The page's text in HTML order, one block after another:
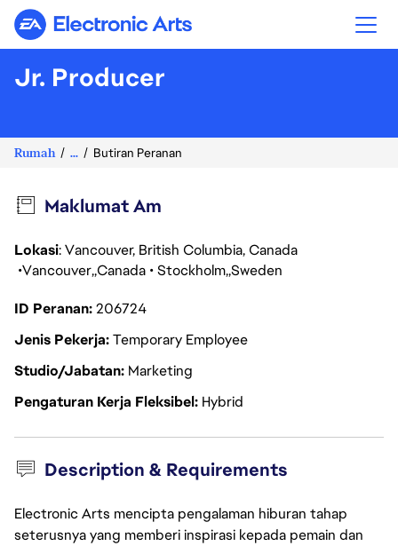
Electronic Arts
Jr. Producer
Rumah ... Butiran Peranan
Maklumat Am
Lokasi: Vancouver, British Columbia, Canada
Vancouver Canada Stockholm Sweden
ID Peranan206724
Jenis PekerjaTemporary Employee
Studio/Jabatan Marketing
Pengaturan Kerja Fleksibel Hybrid
Description & Requirements
Electronic Arts mencipta pengalaman hiburan tahap
seterusnya yang memberi inspirasi kepada pemain dan